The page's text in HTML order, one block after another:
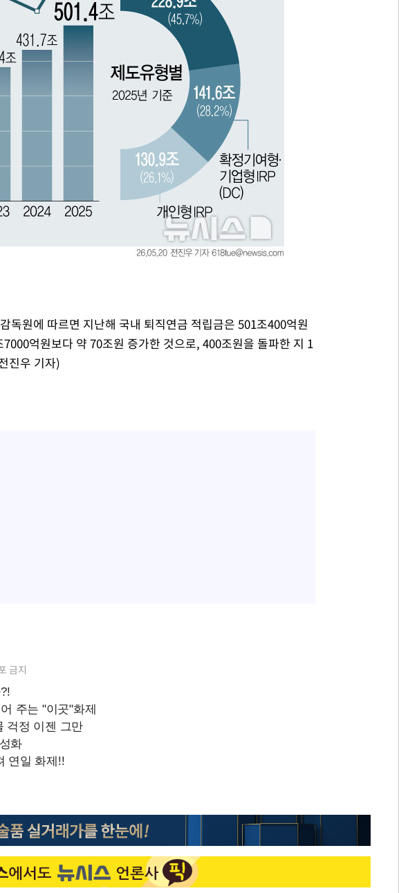
독원에 따르면 지난해 국내 퇴직연금 적립금은 501조400억원
억원보다 약 70조원 증가한 것으로, 400조원을 돌파한 지 1
진우 기자)
금지
1
방은희, 母 고독사에 오열 "이
틀 만에 발견"
2
축구협회, 15년 전 심판 성 접대 파문에 "현
재는 내부 지침 준수"
4
컵·올림픽 심판 포함
5
[속보] 뉴욕증시, 혼조 출발…나스닥